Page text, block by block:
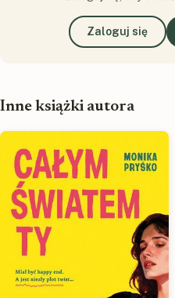
Zaloguj się
Inne książki autora